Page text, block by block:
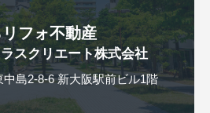
リフォ不動産
スクリエート株式会社
島2-8-6 新大阪駅前ビル1階